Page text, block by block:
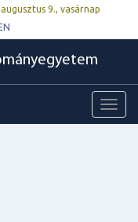
9., vasárnap